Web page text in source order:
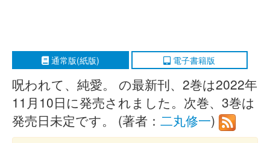
通常版(紙版) 電子書籍版
呪われて、純愛。 の最新刊、2巻は2022年
11月10日に発売されました。次巻、3巻は
発売日未定です。 (著者： 二丸修一)